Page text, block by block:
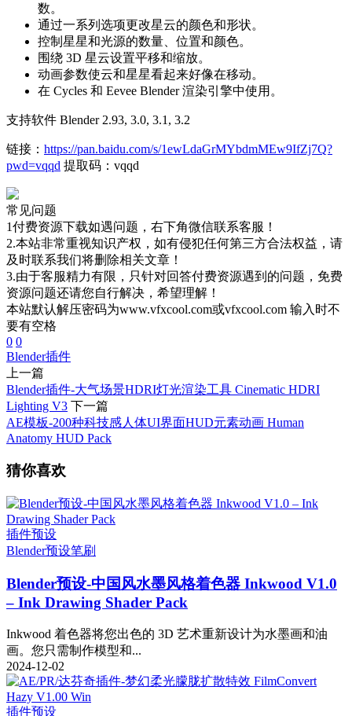
数。
通过一系列选项更改星云的颜色和形状。
控制星星和光源的数量、位置和颜色。
围绕 3D 星云设置平移和缩放。
动画参数使云和星星看起来好像在移动。
在 Cycles 和 Eevee Blender 渲染引擎中使用。
支持软件 Blender 2.93, 3.0, 3.1, 3.2
链接： https://pan.baidu.com/s/1ewLdaGrMYbdmMEw9IfZj7Q?
pwd=vqqd 提取码：vqqd
常见问题
1付费资源下载如遇问题，右下角微信联系客服！
2.本站非常重视知识产权，如有侵犯任何第三方合法权益，请
及时联系我们将删除相关文章！
3.由于客服精力有限，只针对回答付费资源遇到的问题，免费
资源问题还请您自行解决，希望理解！
本站默认解压密码为www.vfxcool.com或vfxcool.com 输入时不
要有空格
0 0
Blender插件
上一篇
Blender插件-大气场景HDRI灯光渲染工具 Cinematic HDRI
Lighting V3 下一篇
AE模板-200种科技感人体UI界面HUD元素动画 Human
Anatomy HUD Pack
猜你喜欢
插件预设
Blender预设笔刷
Blender预设-中国风水墨风格着色器 Inkwood V1.0
– Ink Drawing Shader Pack
Inkwood 着色器将您出色的 3D 艺术重新设计为水墨画和油
画。您只需制作模型和...
2024-12-02
插件预设